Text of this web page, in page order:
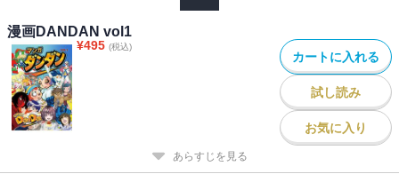
みなしごハッチ
HIKONA
宇宙壁修理人リペアマン
ブルーウイング
KAIDAN
よろず付喪相談所
漫画DANDAN vol1
¥495 (税込)
カートに入れる
試し読み
お気に入り
あらすじを見る